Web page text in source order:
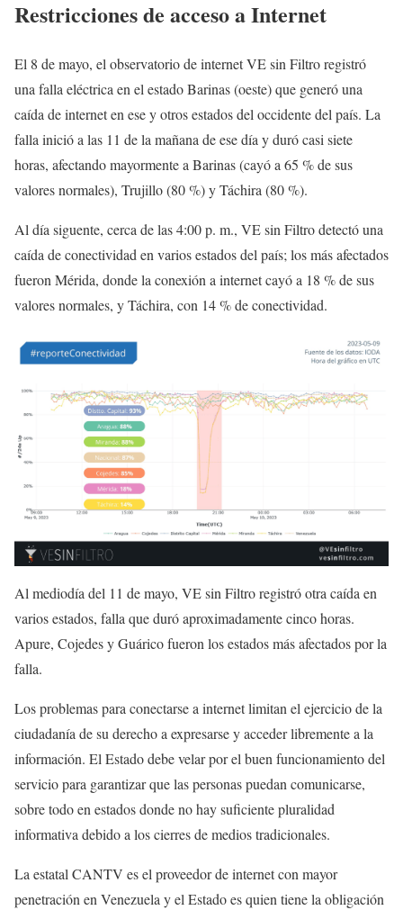
Restricciones de acceso a Internet
El 8 de mayo, el observatorio de internet VE sin Filtro registró
una falla eléctrica en el estado Barinas (oeste) que generó una
caída de internet en ese y otros estados del occidente del país. La
falla inició a las 11 de la mañana de ese día y duró casi siete
horas, afectando mayormente a Barinas (cayó a 65 % de sus
valores normales), Trujillo (80 %) y Táchira (80 %).
Al día siguente, cerca de las 4:00 p. m., VE sin Filtro detectó una
caída de conectividad en varios estados del país; los más afectados
fueron Mérida, donde la conexión a internet cayó a 18 % de sus
valores normales, y Táchira, con 14 % de conectividad.
Al mediodía del 11 de mayo, VE sin Filtro registró otra caída en
varios estados, falla que duró aproximadamente cinco horas.
Apure, Cojedes y Guárico fueron los estados más afectados por la
falla.
Los problemas para conectarse a internet limitan el ejercicio de la
ciudadanía de su derecho a expresarse y acceder libremente a la
información. El Estado debe velar por el buen funcionamiento del
servicio para garantizar que las personas puedan comunicarse,
sobre todo en estados donde no hay suficiente pluralidad
informativa debido a los cierres de medios tradicionales.
La estatal CANTV es el proveedor de internet con mayor
penetración en Venezuela y el Estado es quien tiene la obligación